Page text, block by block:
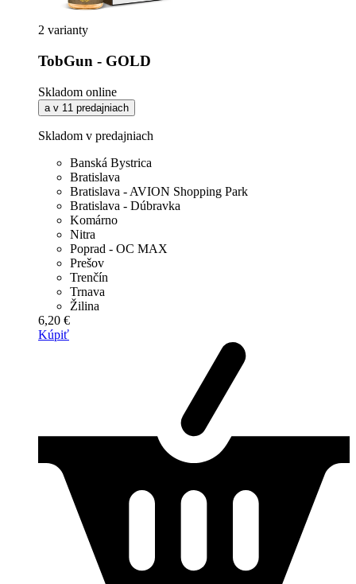
2 varianty
TobGun - GOLD
Skladom online
a v 11 predajniach
Skladom v predajniach
Banská Bystrica
Bratislava
Bratislava - AVION Shopping Park
Bratislava - Dúbravka
Komárno
Nitra
Poprad - OC MAX
Prešov
Trenčín
Trnava
Žilina
6,20 €
Kúpiť